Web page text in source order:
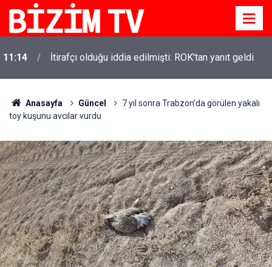
11:10 Yusuf Tekin açıkladı: YKS değişecek mi?
Anasayfa Güncel
7 yıl sonra Trabzon’da görülen yakalı
toy kuşunu avcılar vurdu